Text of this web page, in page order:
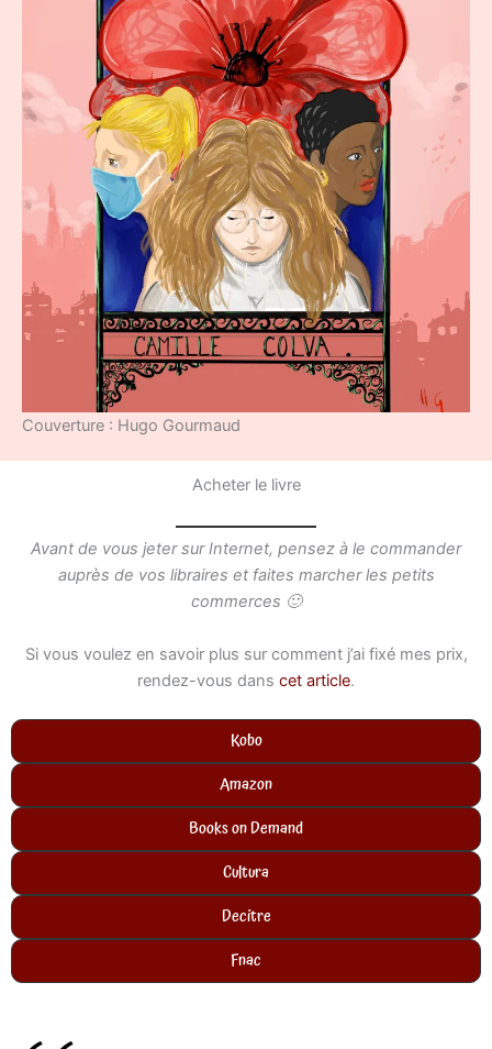
Couverture : Hugo Gourmaud
Acheter le livre
Avant de vous jeter sur Internet, pensez à le commander
auprès de vos libraires et faites marcher les petits
commerces 🙂
Si vous voulez en savoir plus sur comment j’ai fixé mes prix,
rendez-vous dans cet article.
Kobo
Amazon
Books on Demand
Cultura
Decitre
Fnac